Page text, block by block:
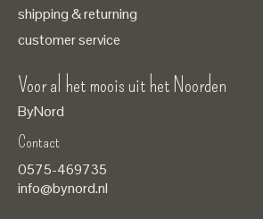
shipping & returning
customer service
Voor al het moois uit het Noorden
ByNord
Contact
0575-469735
info@bynord.nl